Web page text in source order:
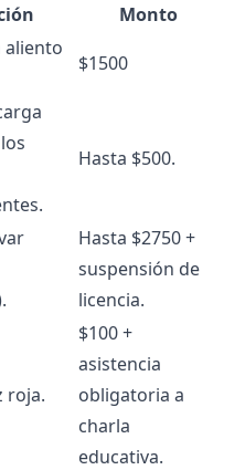
Monto
aliento
$1500
Hasta $500.
Hasta $2750 +
suspensión de
licencia.
roja.
$100 +
asistencia
obligatoria a
charla
educativa.